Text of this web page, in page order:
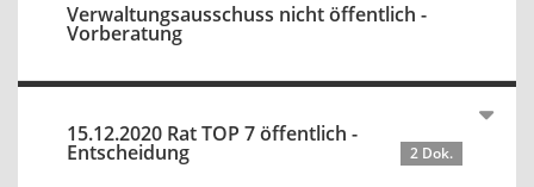
Verwaltungsausschuss nicht öffentlich -
Vorberatung
15.12.2020 Rat TOP 7 öffentlich -
Entscheidung 2 Dok.